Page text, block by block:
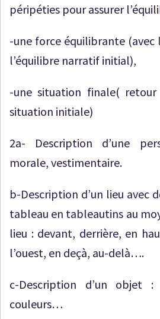
péripéties pour assurer
-une force équilibrante (avec
l’équilibre narratif initial),
-une situation finale(
situation initiale)
2a- Description d’une
morale, vestimentaire.
b-Description d’un lieu avec
tableau en tableautins au
lieu : devant, derrière, en
l’ouest, en deçà, au-delà….
c-Description d’un objet :
couleurs…